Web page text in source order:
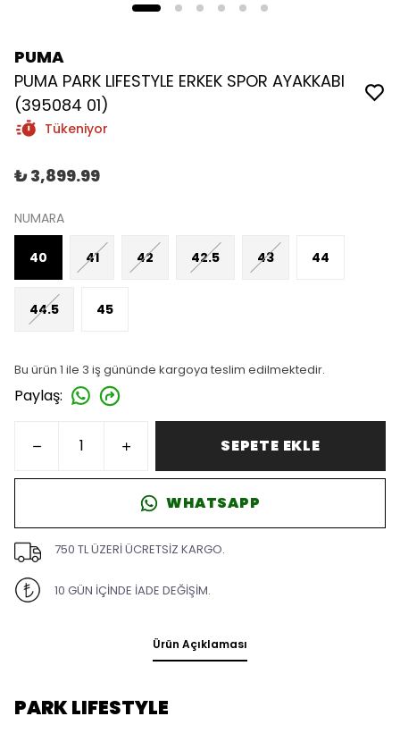
PUMA
PUMA PARK LIFESTYLE ERKEK SPOR AYAKKABI
(395084 01)
Tükeniyor
₺ 3,899.99
NUMARA
40 41 42 42.5 43 44
44.5 45
Bu ürün 1 ile 3 iş gününde kargoya teslim edilmektedir.
Paylaş:
SEPETE EKLE
WHATSAPP
750 TL ÜZERİ ÜCRETSİZ KARGO.
10 GÜN İÇİNDE İADE DEĞİŞİM.
Ürün Açıklaması
PARK LIFESTYLE